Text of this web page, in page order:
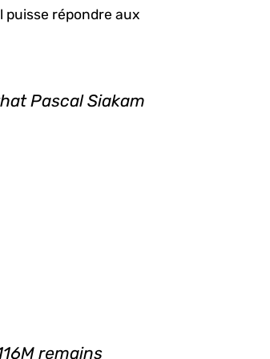
puisse répondre aux
Pascal Siakam
remains